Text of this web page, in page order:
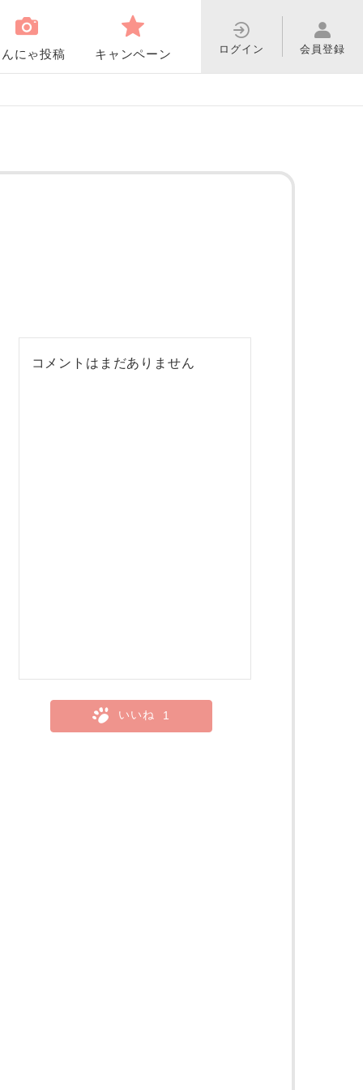
ログイン 会員登録
にゃ投稿 キャンペーン
コメントはまだありません
いいね 1